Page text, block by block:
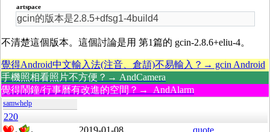
artspace
gcin的版本是2.8.5+dfsg1-4build4
不清楚這個版本。這個討論是用 第1篇的 gcin-2.8.6+eliu-4。
覺得Android中文輸入法(注音、倉頡)不易輸入？→ gcin Android
手機照相看照片不方便？→ AndCamera
覺得鬧鐘/行事曆有改進的空間？→ AndAlarm
samwhelp
220